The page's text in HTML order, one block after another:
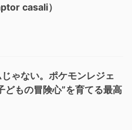
casali）
ゃない。ポケモンレジェ
どもの冒険心”を育てる最高